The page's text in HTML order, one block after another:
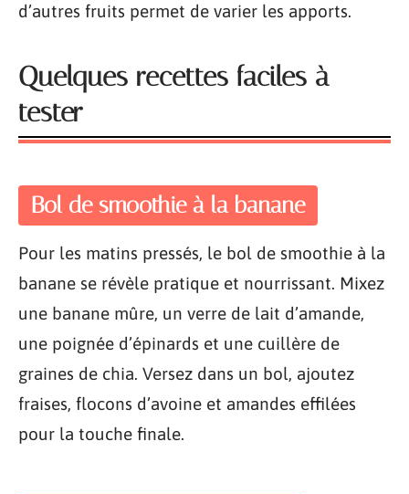
d’autres fruits permet de varier les apports.
Quelques recettes faciles à
tester
Bol de smoothie à la banane
Pour les matins pressés, le bol de smoothie à la
banane se révèle pratique et nourrissant. Mixez
une banane mûre, un verre de lait d’amande,
une poignée d’épinards et une cuillère de
graines de chia. Versez dans un bol, ajoutez
fraises, flocons d’avoine et amandes effilées
pour la touche finale.